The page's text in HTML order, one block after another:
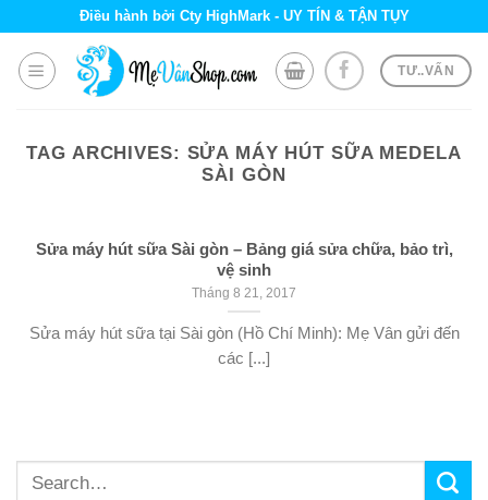
content
Điều hành bởi Cty HighMark - UY TÍN & TẬN TỤY
TƯ..VẤN
TAG ARCHIVES: SỬA MÁY HÚT SỮA MEDELA
SÀI GÒN
Sửa máy hút sữa Sài gòn – Bảng giá sửa chữa, bảo trì,
vệ sinh
Tháng 8 21, 2017
Sửa máy hút sữa tại Sài gòn (Hồ Chí Minh): Mẹ Vân gửi đến
các [...]